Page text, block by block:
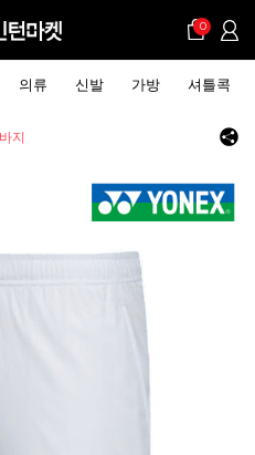
0
의류 신발 가방 셔틀콕
지